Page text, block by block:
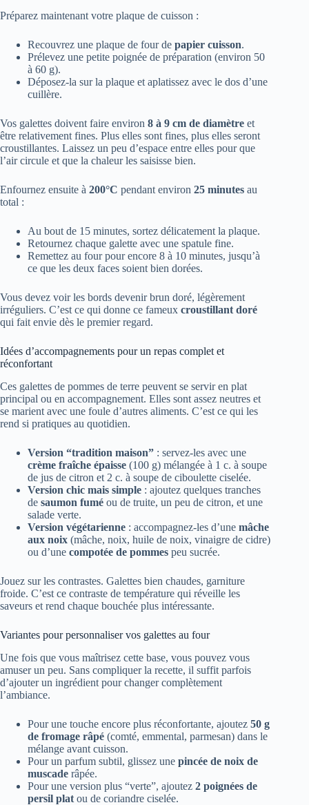
Préparez maintenant votre plaque de cuisson :
Recouvrez une plaque de four de papier cuisson.
Prélevez une petite poignée de préparation (environ 50
à 60 g).
Déposez-la sur la plaque et aplatissez avec le dos d’une
cuillère.
Vos galettes doivent faire environ 8 à 9 cm de diamètre et
être relativement fines. Plus elles sont fines, plus elles seront
croustillantes. Laissez un peu d’espace entre elles pour que
l’air circule et que la chaleur les saisisse bien.
Enfournez ensuite à 200°C pendant environ 25 minutes au
total :
Au bout de 15 minutes, sortez délicatement la plaque.
Retournez chaque galette avec une spatule fine.
Remettez au four pour encore 8 à 10 minutes, jusqu’à
ce que les deux faces soient bien dorées.
Vous devez voir les bords devenir brun doré, légèrement
irréguliers. C’est ce qui donne ce fameux croustillant doré
qui fait envie dès le premier regard.
Idées d’accompagnements pour un repas complet et
réconfortant
Ces galettes de pommes de terre peuvent se servir en plat
principal ou en accompagnement. Elles sont assez neutres et
se marient avec une foule d’autres aliments. C’est ce qui les
rend si pratiques au quotidien.
Version “tradition maison” : servez-les avec une
crème fraîche épaisse (100 g) mélangée à 1 c. à soupe
de jus de citron et 2 c. à soupe de ciboulette ciselée.
Version chic mais simple : ajoutez quelques tranches
de saumon fumé ou de truite, un peu de citron, et une
salade verte.
Version végétarienne : accompagnez-les d’une mâche
aux noix (mâche, noix, huile de noix, vinaigre de cidre)
ou d’une compotée de pommes peu sucrée.
Jouez sur les contrastes. Galettes bien chaudes, garniture
froide. C’est ce contraste de température qui réveille les
saveurs et rend chaque bouchée plus intéressante.
Variantes pour personnaliser vos galettes au four
Une fois que vous maîtrisez cette base, vous pouvez vous
amuser un peu. Sans compliquer la recette, il suffit parfois
d’ajouter un ingrédient pour changer complètement
l’ambiance.
Pour une touche encore plus réconfortante, ajoutez 50 g
de fromage râpé (comté, emmental, parmesan) dans le
mélange avant cuisson.
Pour un parfum subtil, glissez une pincée de noix de
muscade râpée.
Pour une version plus “verte”, ajoutez 2 poignées de
persil plat ou de coriandre ciselée.